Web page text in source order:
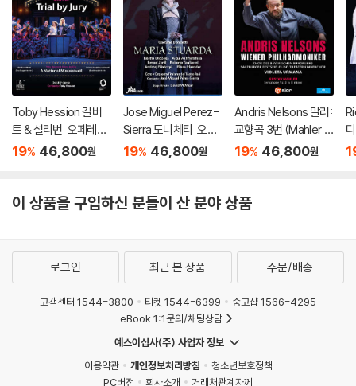
Toby Hession 길버
트 & 설리번: 오페레타 `
배심재판` 외 (Gilbert
19% 46,800원
Jose Miguel Perez-
Sierra 도니체티: 오페
라 `마리아 스투아르다`
19% 46,800원
Andris Nelsons 말러:
교향곡 3번 (Mahler: S
ymphony No.3)
19% 46,800원
이 상품을 구입하신 분들이 산 분야 상품
로그인 최근 본 상품 주문/배송
고객센터 1544-3800 티켓 1544-6399
중고샵 1566-4295
eBook 1:1문의/채팅상담
예스이십사(주) 사업자 정보
이용약관
개인정보처리방침
청소년보호정책
PC버전
회사소개 거래처관계자께